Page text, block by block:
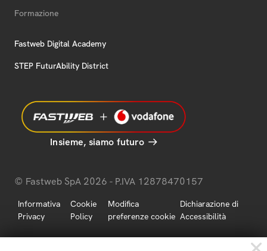
Formazione
Fastweb Digital Academy
STEP FuturAbility District
Insieme, siamo futuro
© Fastweb SpA 2026 - P.IVA 12878470157
Informativa
Privacy
Cookie
Policy
Modifica
preferenze cookie
Dichiarazione di
Accessibilità